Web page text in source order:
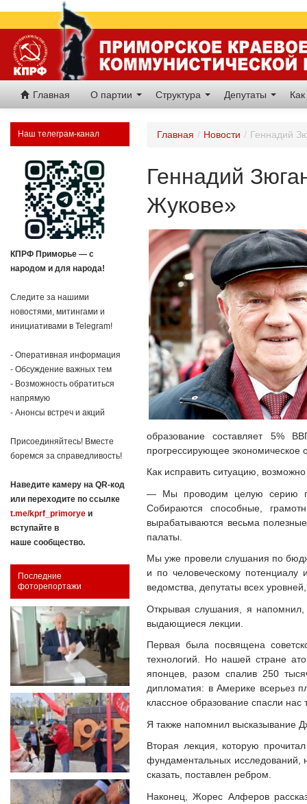
Главная О партии Структура Депутаты
Наш телеграм-канал
КПРФ Приморье — с
народом и для народа!
Следите за нашими
новостями, митингами и
инициативами в Telegram!
- Оперативная информация
- Обсуждение важных тем
- Возможность обратиться
напрямую
- Анонсы встреч и акций
Присоединяйтесь! Вместе
боремся за справедливость!
Наведите камеру на QR-код
или переходите по ссылке
t.me/kprf_primorye и
вступайте в
наше сообщество.
Последние
фоторепортажи
Главная / Новости / Геннадий
Геннадий
Жукове»
образование составляет 5%
прогрессирующее экономическое
Как исправить ситуацию,
— Мы проводим целую серию
Собираются способные,
вырабатываются весьма
палаты.
Мы уже провели слушания по
и по человеческому потенциалу
ведомства, депутаты всех
Открывая слушания, я напомнил,
выдающиеся лекции.
Первая была посвящена
технологий. Но нашей стране
японцев, разом спалив 250
дипломатия: в Америке всерьез
классное образование спасли нас
Я также напомнил высказывание
Вторая лекция, которую
фундаментальных исследований,
сказать, поставлен ребром.
Наконец, Жорес Алферов